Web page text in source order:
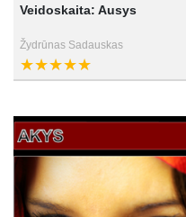
Veidoskaita: Ausys
Žydrūnas Sadauskas